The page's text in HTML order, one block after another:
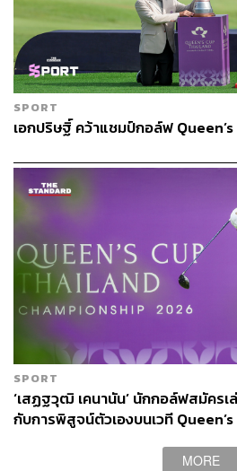
SPORT
เอกปริษฐิ์ คว้าแชมป์กอล์ฟ
SPORT
‘เสฏฐวุฒิ เคนานัน’ นักกอล์ฟสมัคร
กับการพิสูจน์ตัวเองบนเวที
MORE